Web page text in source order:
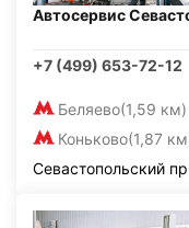
Автосервис
+7 (499) 653-72-12
Беляево(1,59 км)
Коньково(1,87
Севастопольский